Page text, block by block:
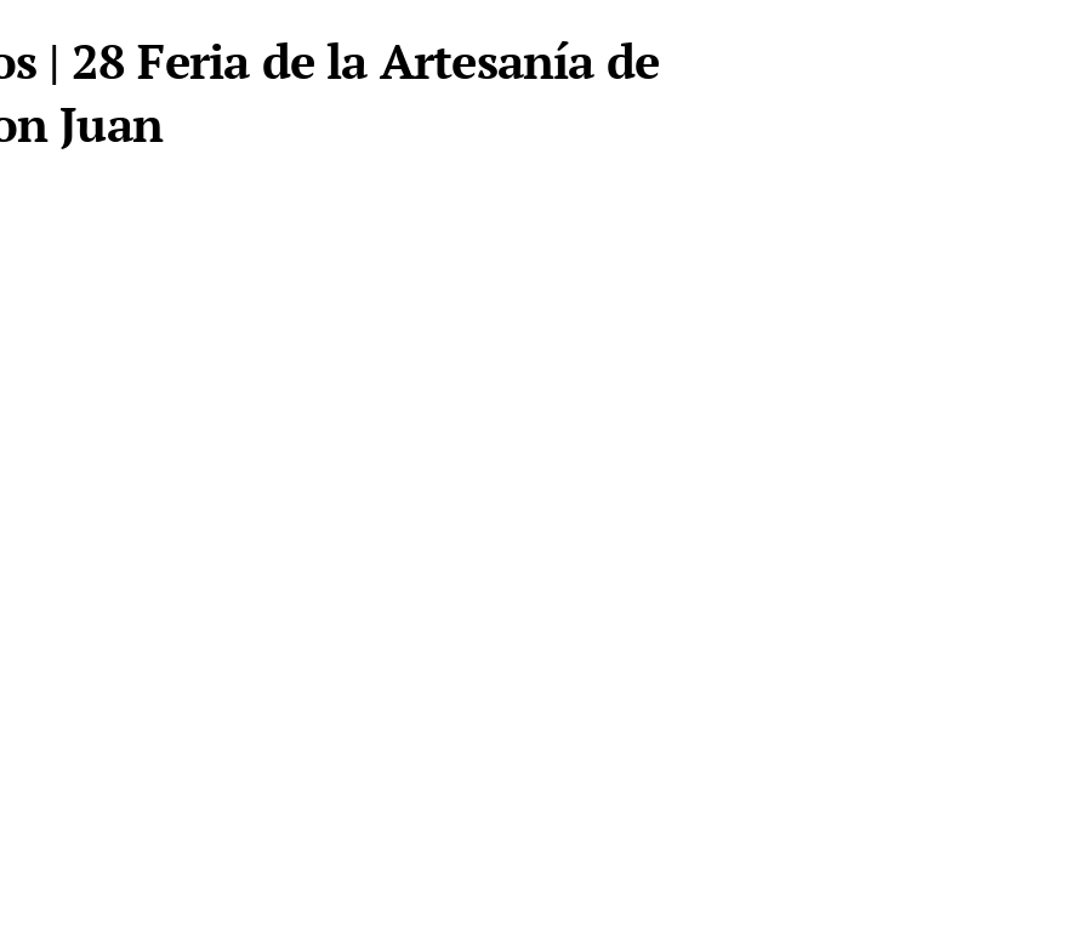
| 28 Feria de la Artesanía de
Juan